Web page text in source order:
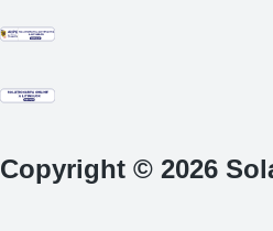
Copyright © 2026